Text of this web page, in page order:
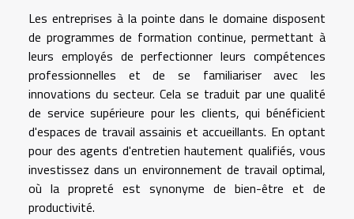
Les entreprises à la pointe dans le domaine disposent
de programmes de formation continue, permettant à
leurs employés de perfectionner leurs compétences
professionnelles et de se familiariser avec les
innovations du secteur. Cela se traduit par une qualité
de service supérieure pour les clients, qui bénéficient
d'espaces de travail assainis et accueillants. En optant
pour des agents d'entretien hautement qualifiés, vous
investissez dans un environnement de travail optimal,
où la propreté est synonyme de bien-être et de
productivité.